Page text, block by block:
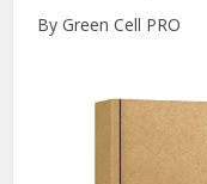
By Green Cell PRO